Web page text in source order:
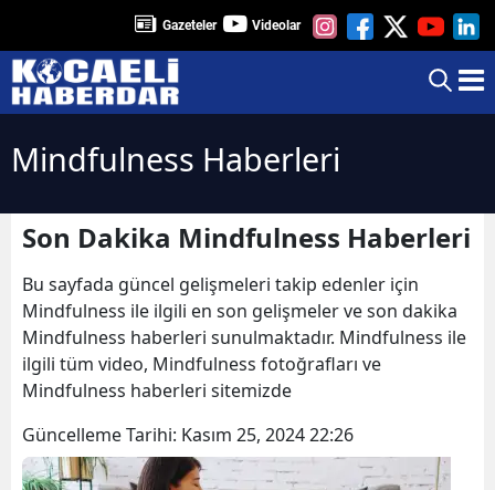
Gazeteler Videolar
Mindfulness Haberleri
Son Dakika Mindfulness Haberleri
Bu sayfada güncel gelişmeleri takip edenler için
Mindfulness ile ilgili en son gelişmeler ve son dakika
Mindfulness haberleri sunulmaktadır. Mindfulness ile
ilgili tüm video, Mindfulness fotoğrafları ve
Mindfulness haberleri sitemizde
Güncelleme Tarihi: Kasım 25, 2024 22:26